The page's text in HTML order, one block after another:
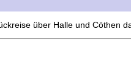
über Halle und Cöthen